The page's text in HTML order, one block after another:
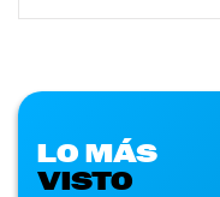
LO MÁS
VISTO